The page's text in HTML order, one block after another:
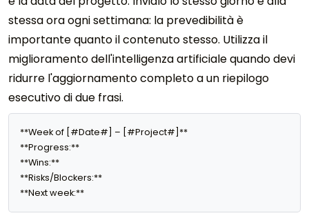
stessa ora ogni settimana: la prevedibilità è
importante quanto il contenuto stesso. Utilizza il
miglioramento dell'intelligenza artificiale quando devi
ridurre l'aggiornamento completo a un riepilogo
esecutivo di due frasi.
**Week of [#Date#] – [#Project#]**
**Progress:**
**Wins:**
**Risks/Blockers:**
**Next week:**